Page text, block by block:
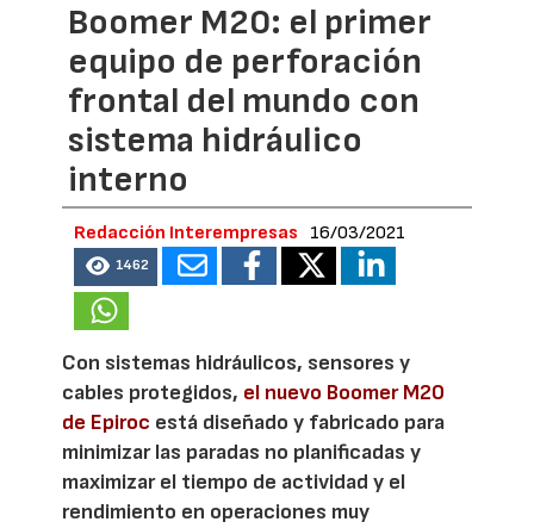
Boomer M20: el primer
equipo de perforación
frontal del mundo con
sistema hidráulico
interno
Redacción Interempresas 16/03/2021
1462
Con sistemas hidráulicos, sensores y
cables protegidos, el nuevo Boomer M20
de Epiroc está diseñado y fabricado para
minimizar las paradas no planificadas y
maximizar el tiempo de actividad y el
rendimiento en operaciones muy